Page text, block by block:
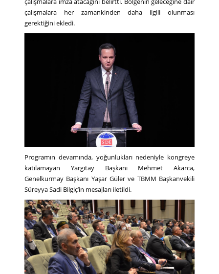
çalışmalara her zamankinden daha ilgili olunması
gerektiğini ekledi.
Programın devamında, yoğunlukları nedeniyle kongreye
katılamayan Yargıtay Başkanı Mehmet Akarca,
Genelkurmay Başkanı Yaşar Güler ve TBMM Başkanvekili
Süreyya Sadi Bilgiç’in mesajları iletildi.